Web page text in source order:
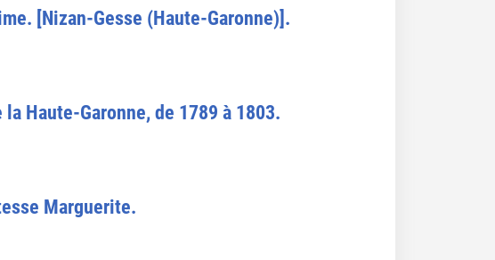
[Nizan-Gesse (Haute-Garonne)].
Haute-Garonne, de 1789 à 1803.
Marguerite.